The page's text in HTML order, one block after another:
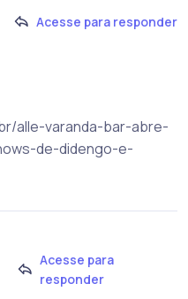
Acesse para responder
alle-varanda-bar-abre-
de-didengo-e-
Acesse para
responder